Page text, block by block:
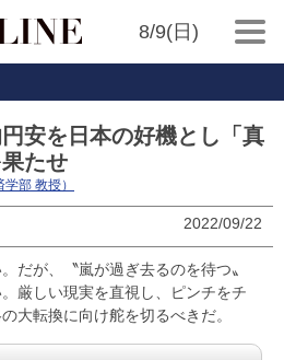
8/9(日)
円安を日本の好機とし「真
たせ
部 教授）
2022/09/22
だが、〝嵐が過ぎ去るのを待つ〟
厳しい現実を直視し、ピンチをチ
大転換に向け舵を切るべきだ。